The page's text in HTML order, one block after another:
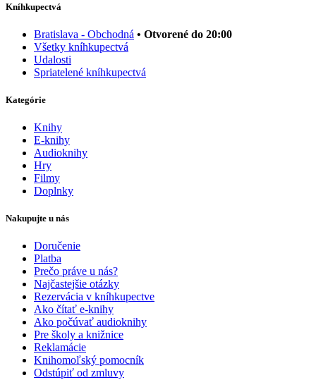
Kníhkupectvá
Bratislava - Obchodná • Otvorené do 20:00
Všetky kníhkupectvá
Udalosti
Spriatelené kníhkupectvá
Kategórie
Knihy
E-knihy
Audioknihy
Hry
Filmy
Doplnky
Nakupujte u nás
Doručenie
Platba
Prečo práve u nás?
Najčastejšie otázky
Rezervácia v kníhkupectve
Ako čítať e-knihy
Ako počúvať audioknihy
Pre školy a knižnice
Reklamácie
Knihomoľský pomocník
Odstúpiť od zmluvy